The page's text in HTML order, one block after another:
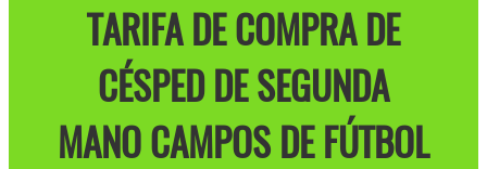
TARIFA DE COMPRA DE
CÉSPED DE SEGUNDA
MANO CAMPOS DE FÚTBOL